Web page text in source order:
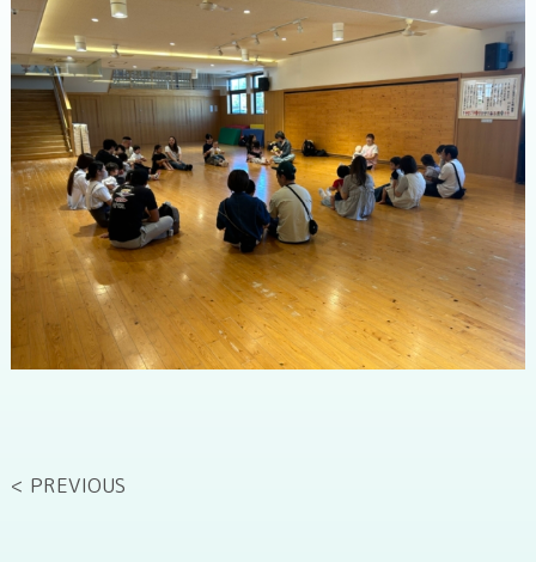
< PREVIOUS